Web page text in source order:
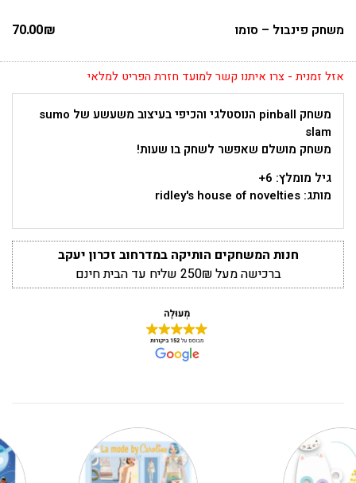
משחק פינבול – סומו 70.00₪
אזל זמנית - צרו איתנו קשר למועד חזרת הפריט למלאי
משחק pinball הנוסטלגי והכיפי בעיצוב משעשע של sumo
slam
משחק מושלם שאפשר לשחק בו שעות!
גיל מומלץ: 6+
מותג: ridley's house of novelties
חנות המשחקים הותיקה במדרחוב זכרון יעקב
ברכישה מעל 250₪ שליח עד הבית חינם